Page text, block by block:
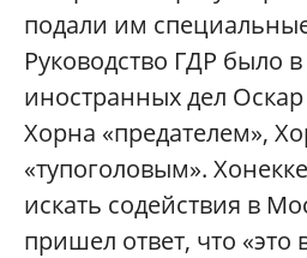
подали им
Руководство ГДР было
иностранных дел
Хорна «предателем»,
«тупоголовым».
искать содействия в
пришел ответ, что «это